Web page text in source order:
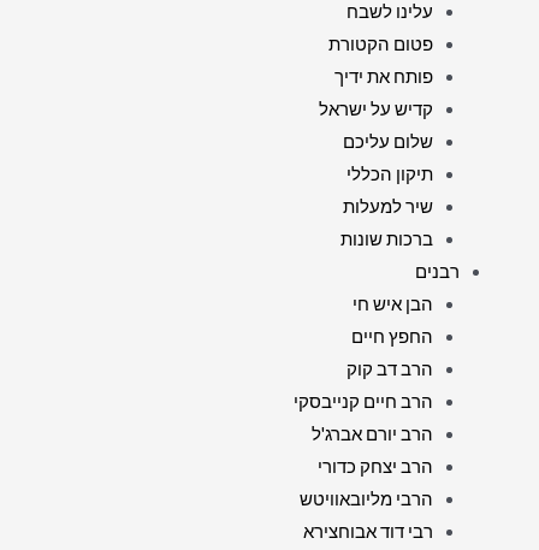
עלינו לשבח
פטום הקטורת
פותח את ידיך
קדיש על ישראל
שלום עליכם
תיקון הכללי
שיר למעלות
ברכות שונות
רבנים
הבן איש חי
החפץ חיים
הרב דב קוק
הרב חיים קנייבסקי
הרב יורם אברג'ל
הרב יצחק כדורי
הרבי מליובאוויטש
רבי דוד אבוחצירא